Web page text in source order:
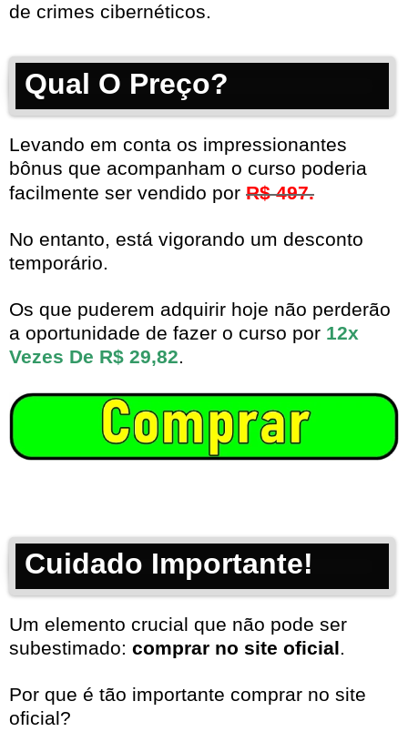
de crimes cibernéticos.
Qual O Preço?
Levando em conta os impressionantes
bônus que acompanham o curso poderia
facilmente ser vendido por R$ 497.
No entanto, está vigorando um desconto
temporário.
Os que puderem adquirir hoje não perderão
a oportunidade de fazer o curso por 12x
Vezes De R$ 29,82.
Cuidado Importante!
Um elemento crucial que não pode ser
subestimado: comprar no site oficial.
Por que é tão importante comprar no site
oficial?